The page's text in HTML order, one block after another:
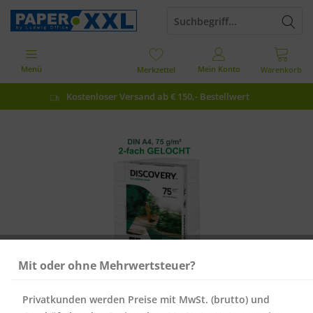
Kostenloser Versand ab € 150,- Bestellwert
Warenkorb
Merkzettel Mein Konto
Menü
Mit oder ohne Mehrwertsteuer?
Privatkunden werden Preise mit MwSt. (brutto) und